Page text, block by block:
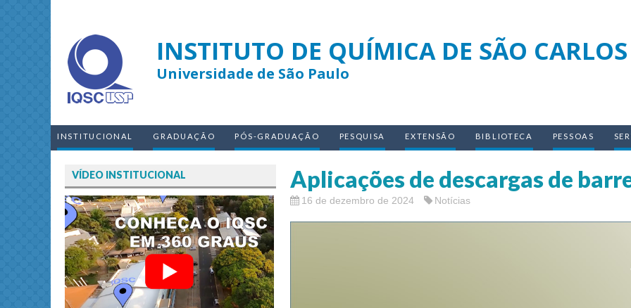
INSTITUTO DE QUÍMICA DE SÃO CARLOS
Universidade de São Paulo
INSTITUCIONAL GRADUAÇÃO PÓS-GRADUAÇÃO PESQUISA EXTENSÃO BIBLIOTECA PESSOAS
Aplicações de descargas de
16 de dezembro de 2024 Notícias
VÍDEO INSTITUCIONAL